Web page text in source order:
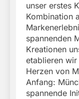
unser erstes
Kombination
spannenden
Kreationen
etablieren
Herzen von
Anfang:
spannende